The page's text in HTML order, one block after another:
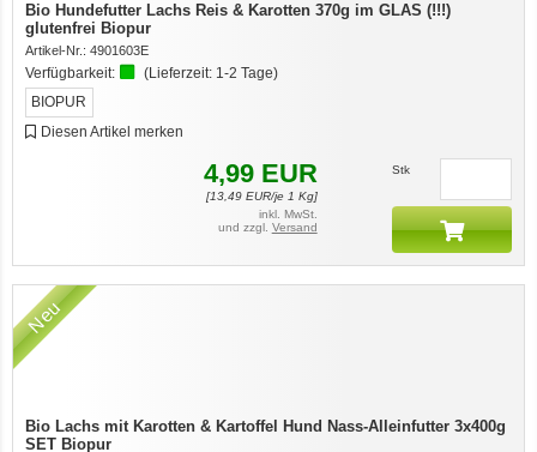
Bio Hundefutter Lachs Reis & Karotten 370g im GLAS (!!!)
glutenfrei Biopur
Artikel-Nr.: 4901603E
Verfügbarkeit: (Lieferzeit: 1-2 Tage)
BIOPUR
Diesen Artikel merken
4,99 EUR
[13,49EUR/je 1 Kg]
inkl. MwSt.
und zzgl. Versand
Stk
Neu
Bio Lachs mit Karotten & Kartoffel Hund Nass-Alleinfutter 3x400g
SET Biopur